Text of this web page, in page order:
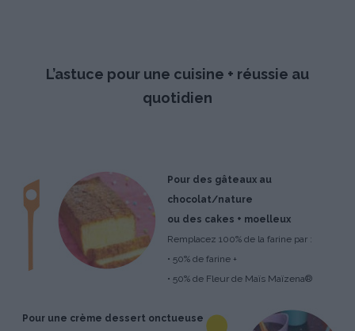
L’astuce pour une cuisine + réussie au
quotidien
Pour des gâteaux au
chocolat/nature
ou des cakes + moelleux
Remplacez 100% de la farine par :
• 50% de farine +
• 50% de Fleur de Maïs Maïzena®
Pour une crème dessert onctueuse